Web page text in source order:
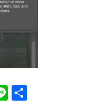
Line